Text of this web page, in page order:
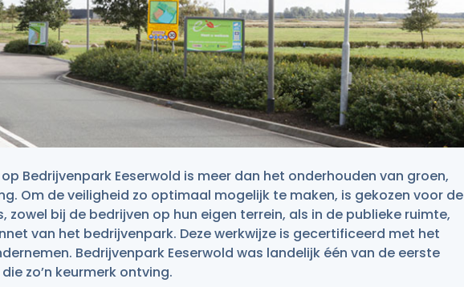
Bedrijvenpark Eeserwold is meer dan het onderhouden van groen,
Om de veiligheid zo optimaal mogelijk te maken, is gekozen voor de
zowel bij de bedrijven op hun eigen terrein, als in de publieke ruimte,
van het bedrijvenpark. Deze werkwijze is gecertificeerd met het
Bedrijvenpark Eeserwold was landelijk één van de eerste
zo’n keurmerk ontving.